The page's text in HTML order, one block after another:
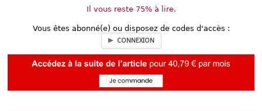
Il vous reste 75% à lire.
Vous êtes abonné(e) ou disposez de codes d'accès :
CONNEXION